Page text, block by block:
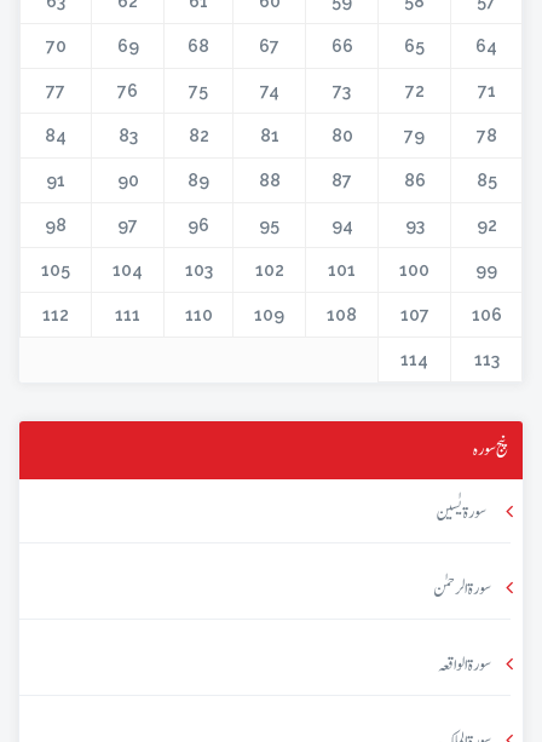
64
65
66
67
68
69
70
71
72
73
74
75
76
77
78
79
80
81
82
83
84
85
86
87
88
89
90
91
92
93
94
95
96
97
98
99
100
101
102
103
104
105
106
107
108
109
110
111
112
113
114
پنج سورہ
سورۃ یٰسین
سورۃ الرحمٰن
سورۃ الواقعہ